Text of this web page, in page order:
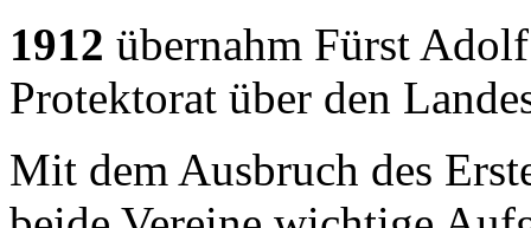
1912 übernahm Fürst
Protektorat über den
Mit dem Ausbruch des